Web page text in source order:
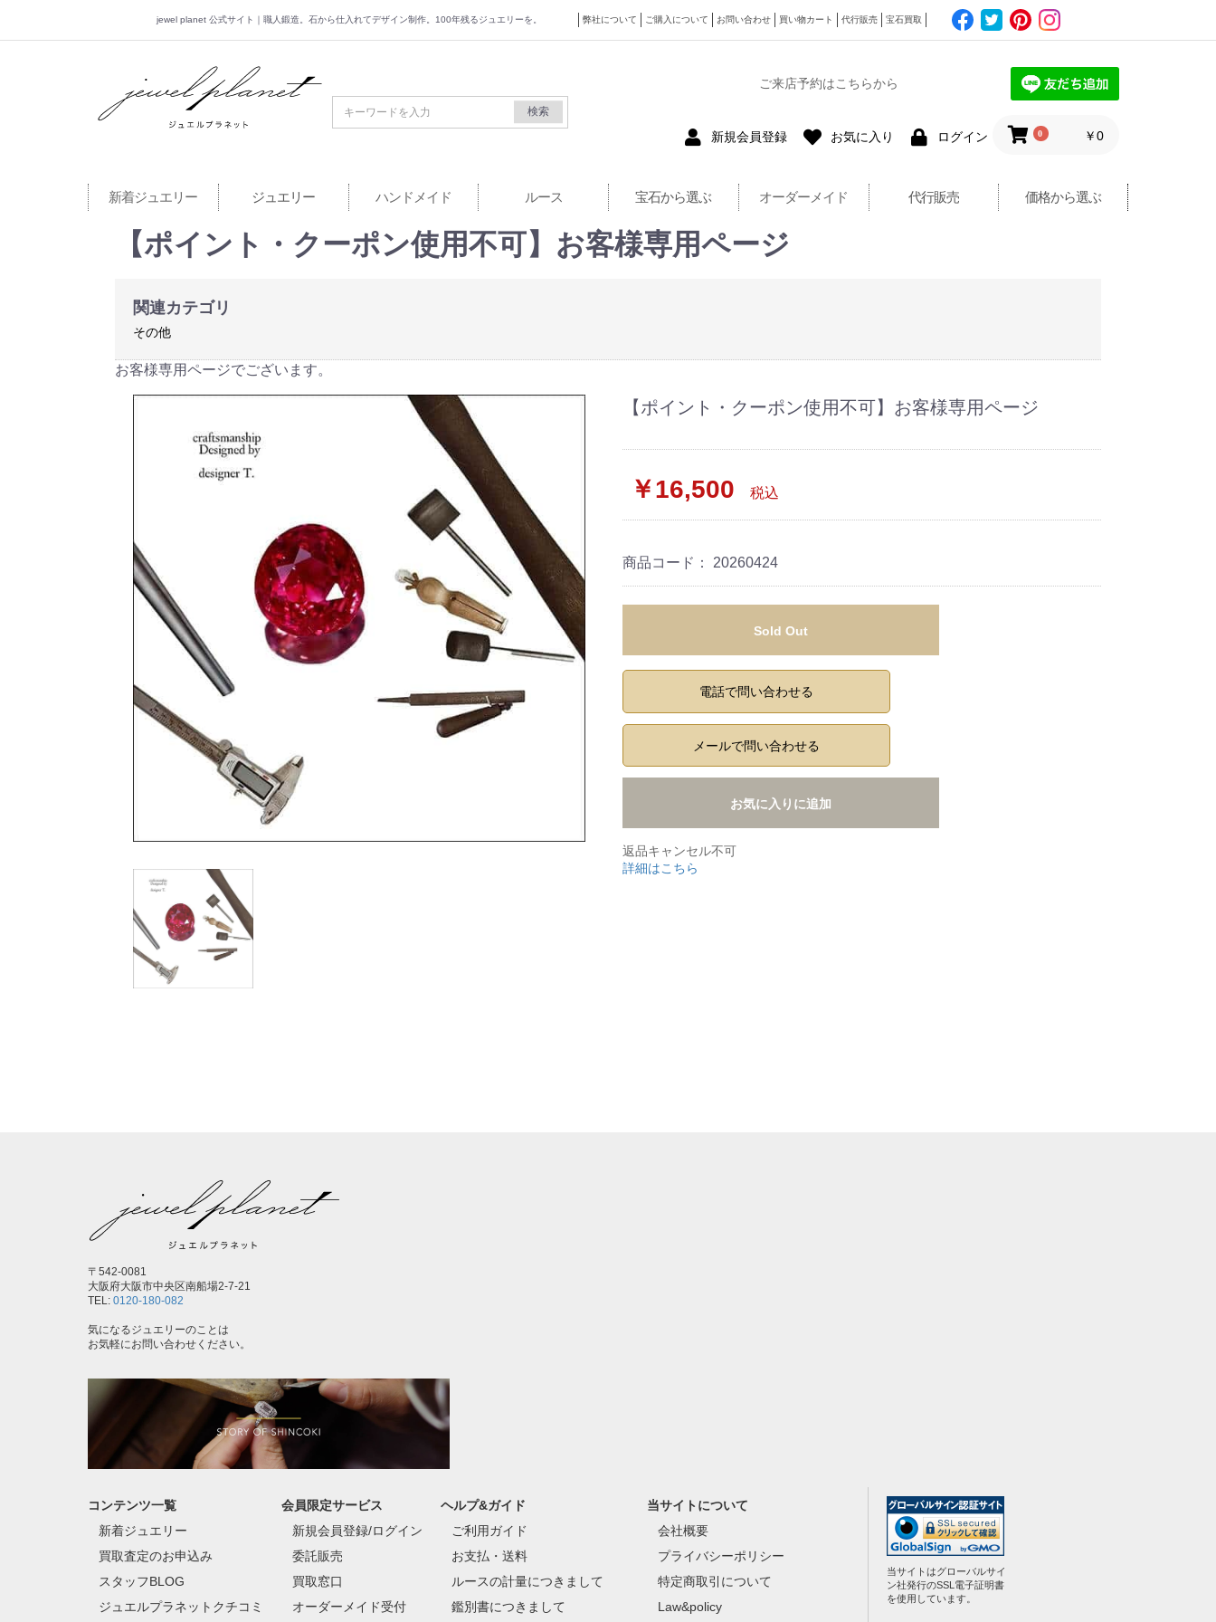
jewel planet 公式サイト｜職人鍛造。石から仕入れてデザイン制作。100年残るジュエリーを。 弊社について ご購入について お問い合わせ 買い物カート 代行販売 宝石買取
jewel planet 公式サイト
検索
ご来店予約はこちらから
新規会員登録 お気に入り ログイン 0 ￥0
新着ジュエリー ジュエリー ハンドメイド ルース 宝石から選ぶ オーダーメイド 代行販売 価格から選ぶ
【ポイント・クーポン使用不可】お客様専用ページ
関連カテゴリ
その他
お客様専用ページでございます。
【ポイント・クーポン使用不可】お客様専用ページ
￥16,500 税込
商品コード： 20260424
Sold Out
電話で問い合わせる
メールで問い合わせる
お気に入りに追加
返品キャンセル不可
詳細はこちら
〒542-0081
大阪府大阪市中央区南船場2-7-21
TEL: 0120-180-082
気になるジュエリーのことは
お気軽にお問い合わせください。
コンテンツ一覧
新着ジュエリー
買取査定のお申込み
スタッフBLOG
ジュエルプラネットクチコミ
会員限定サービス
新規会員登録/ログイン
委託販売
買取窓口
オーダーメイド受付
ヘルプ&ガイド
ご利用ガイド
お支払・送料
ルースの計量につきまして
鑑別書につきまして
当サイトについて
会社概要
プライバシーポリシー
特定商取引について
Law&policy
当サイトはグローバルサイ
ン社発行のSSL電子証明書
を使用しています。